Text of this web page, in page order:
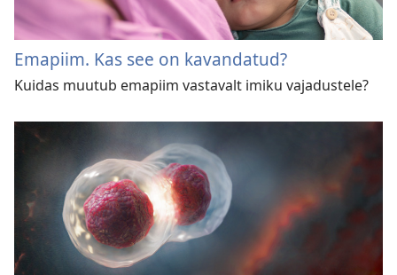
Emapiim. Kas see on kavandatud?
Kuidas muutub emapiim vastavalt imiku vajadustele?